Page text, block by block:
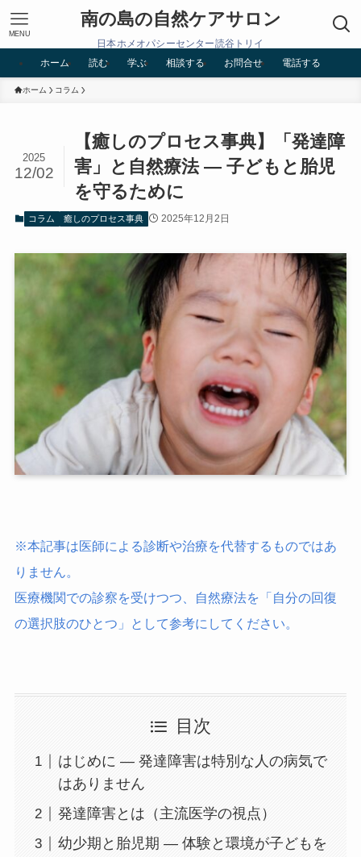
南の島の自然ケアサロン
日本ホメオパシーセンター読谷トリイ
MENU
ホーム 読む 学ぶ 相談する お問合せ 電話する
ホーム コラム
【癒しのプロセス事典】「発達障
害」と自然療法 ― 子どもと胎児
を守るために
2025
12/02
コラム 癒しのプロセス事典 2025年12月2日
※本記事は医師による診断や治療を代替するものではあ
りません。
医療機関での診察を受けつつ、自然療法を「自分の回復
の選択肢のひとつ」として参考にしてください。
目次
はじめに ― 発達障害は特別な人の病気で
はありません
発達障害とは（主流医学の視点）
幼少期と胎児期 ― 体験と環境が子どもを